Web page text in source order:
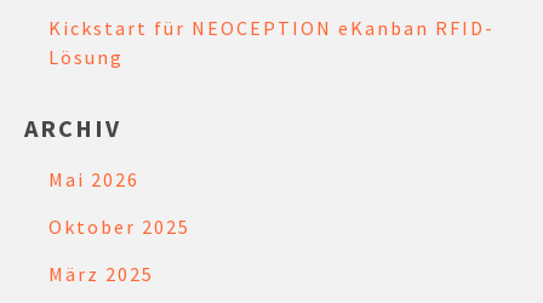
Kickstart für NEOCEPTION eKanban RFID-
Lösung
ARCHIV
Mai 2026
Oktober 2025
März 2025